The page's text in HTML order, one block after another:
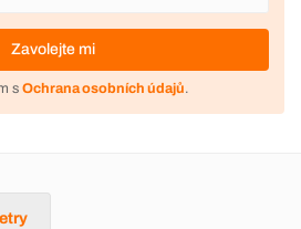
Zavolejte mi
s Ochrana osobních údajů.